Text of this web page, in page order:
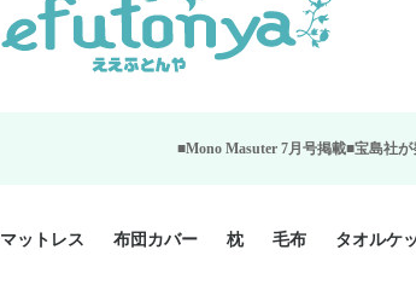
■Mono Masuter 7月号掲載■宝島社が発行する大人のモ
マットレス 布団カバー 枕 毛布 タオルケ